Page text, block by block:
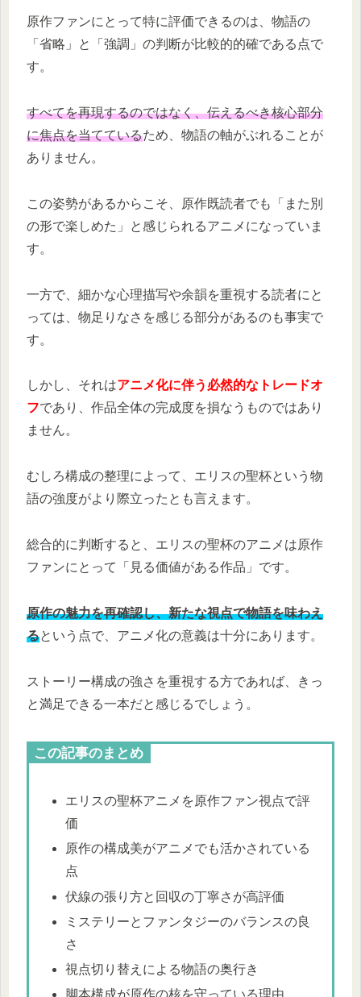
原作ファンにとって特に評価できるのは、物語の
「省略」と「強調」の判断が比較的的確である点で
す。
すべてを再現するのではなく、伝えるべき核心部分
に焦点を当てているため、物語の軸がぶれることが
ありません。
この姿勢があるからこそ、原作既読者でも「また別
の形で楽しめた」と感じられるアニメになっていま
す。
一方で、細かな心理描写や余韻を重視する読者にと
っては、物足りなさを感じる部分があるのも事実で
す。
しかし、それはアニメ化に伴う必然的なトレードオ
フであり、作品全体の完成度を損なうものではあり
ません。
むしろ構成の整理によって、エリスの聖杯という物
語の強度がより際立ったとも言えます。
総合的に判断すると、エリスの聖杯のアニメは原作
ファンにとって「見る価値がある作品」です。
原作の魅力を再確認し、新たな視点で物語を味わえ
るという点で、アニメ化の意義は十分にあります。
ストーリー構成の強さを重視する方であれば、きっ
と満足できる一本だと感じるでしょう。
この記事のまとめ
エリスの聖杯アニメを原作ファン視点で評
価
原作の構成美がアニメでも活かされている
点
伏線の張り方と回収の丁寧さが高評価
ミステリーとファンタジーのバランスの良
さ
視点切り替えによる物語の奥行き
脚本構成が原作の核を守っている理由